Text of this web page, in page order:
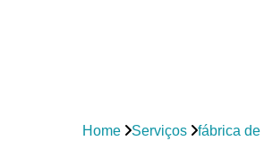
Home Serviços fábrica de